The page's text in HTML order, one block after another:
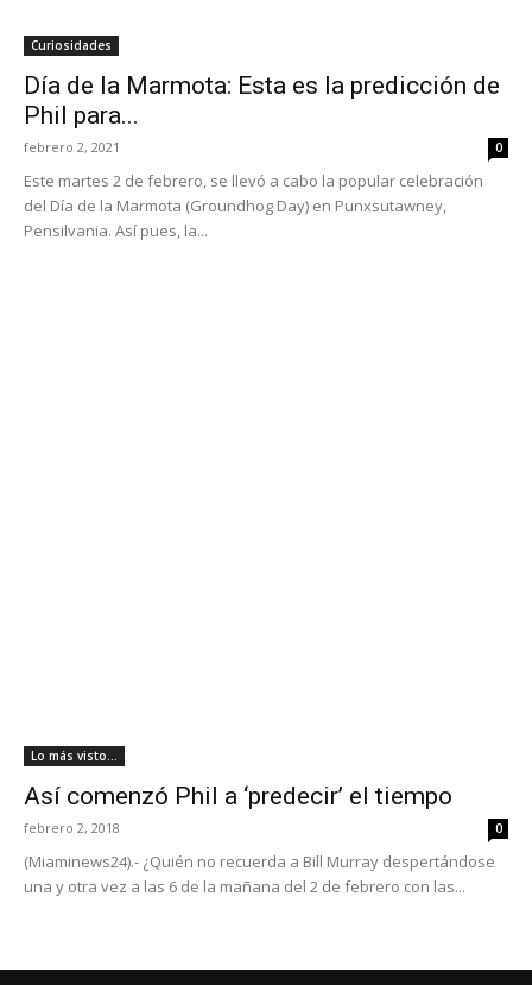
Curiosidades
Día de la Marmota: Esta es la predicción de
Phil para...
febrero 2, 2021 0
Este martes 2 de febrero, se llevó a cabo la popular celebración
del Día de la Marmota (Groundhog Day) en Punxsutawney,
Pensilvania. Así pues, la...
Lo más visto...
Así comenzó Phil a ‘predecir’ el tiempo
febrero 2, 2018 0
(Miaminews24).- ¿Quién no recuerda a Bill Murray despertándose
una y otra vez a las 6 de la mañana del 2 de febrero con las...